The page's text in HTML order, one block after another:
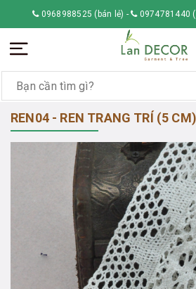
0968988525 (bán lẻ) - 0974781440
REN04 - REN TRANG TRÍ (5 CM)